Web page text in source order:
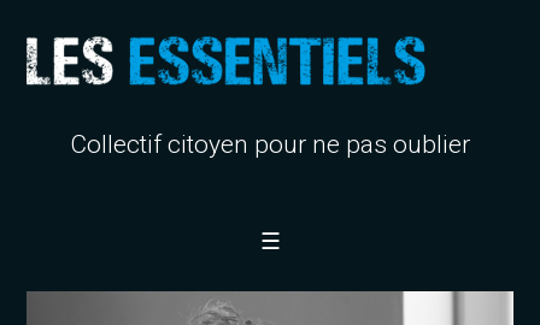
Collectif citoyen pour ne pas oublier
☰